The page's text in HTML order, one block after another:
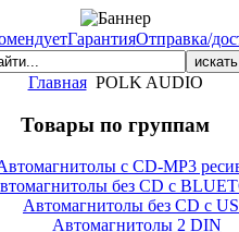
ГарантияОтправка/
Главная POLK AUDIO
Товары по группам
с CD-MP3
без CD с
Автомагнитолы без CD с
Автомагнитолы 2 DIN